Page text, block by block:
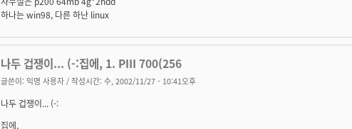
하나는 win98, 다른 하난 linux
나두 겁쟁이... (-:집에, 1. PIII 700(256
글쓴이: 익명 사용자 / 작성시간: 수, 2002/11/27 - 10:41오후
나두 겁쟁이... (-:
집에,